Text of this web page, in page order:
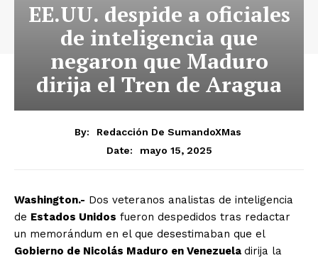
EE.UU. despide a oficiales
de inteligencia que
negaron que Maduro
dirija el Tren de Aragua
By:
Redacción De SumandoXMas
Date:
mayo 15, 2025
Washington.- Dos veteranos analistas de inteligencia
de Estados Unidos fueron despedidos tras redactar
un memorándum en el que desestimaban que el
Gobierno de Nicolás Maduro en Venezuela dirija la